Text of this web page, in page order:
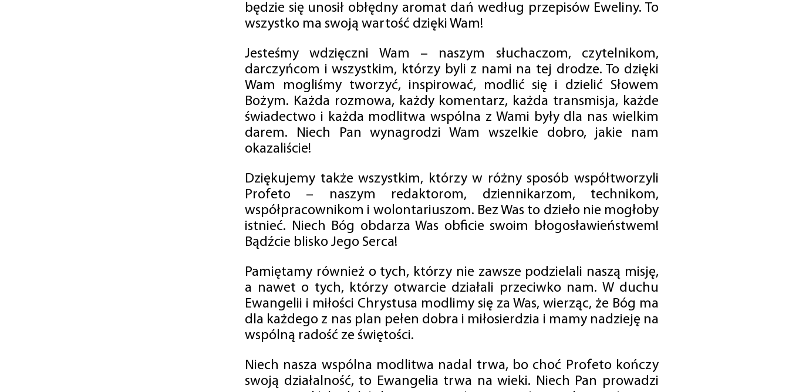
będzie się unosił obłędny aromat dań według przepisów Eweliny. To
wszystko ma swoją wartość dzięki Wam!
Jesteśmy wdzięczni Wam – naszym słuchaczom, czytelnikom,
darczyńcom i wszystkim, którzy byli z nami na tej drodze. To dzięki
Wam mogliśmy tworzyć, inspirować, modlić się i dzielić Słowem
Bożym. Każda rozmowa, każdy komentarz, każda transmisja, każde
świadectwo i każda modlitwa wspólna z Wami były dla nas wielkim
darem. Niech Pan wynagrodzi Wam wszelkie dobro, jakie nam
okazaliście!
Dziękujemy także wszystkim, którzy w różny sposób współtworzyli
Profeto – naszym redaktorom, dziennikarzom, technikom,
współpracownikom i wolontariuszom. Bez Was to dzieło nie mogłoby
istnieć. Niech Bóg obdarza Was obficie swoim błogosławieństwem!
Bądźcie blisko Jego Serca!
Pamiętamy również o tych, którzy nie zawsze podzielali naszą misję,
a nawet o tych, którzy otwarcie działali przeciwko nam. W duchu
Ewangelii i miłości Chrystusa modlimy się za Was, wierząc, że Bóg ma
dla każdego z nas plan pełen dobra i miłosierdzia i mamy nadzieję na
wspólną radość ze świętości.
Niech nasza wspólna modlitwa nadal trwa, bo choć Profeto kończy
swoją działalność, to Ewangelia trwa na wieki. Niech Pan prowadzi